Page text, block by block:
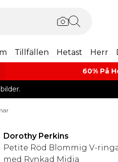
Tillfällen Hetast Herr
60% På
Dorothy Perkins
Petite Röd Blommig V-
med Rynkad Midja